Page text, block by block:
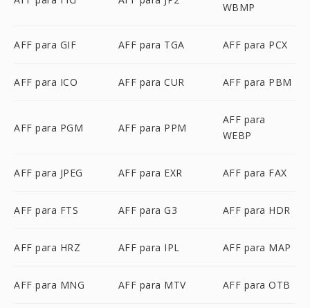
WBMP
AFF para GIF AFF para TGA AFF para PCX
AFF para ICO AFF para CUR AFF para PBM
AFF para PGM AFF para PPM
AFF para
WEBP
AFF para JPEG AFF para EXR AFF para FAX
AFF para FTS AFF para G3 AFF para HDR
AFF para HRZ AFF para IPL AFF para MAP
AFF para MNG AFF para MTV AFF para OTB